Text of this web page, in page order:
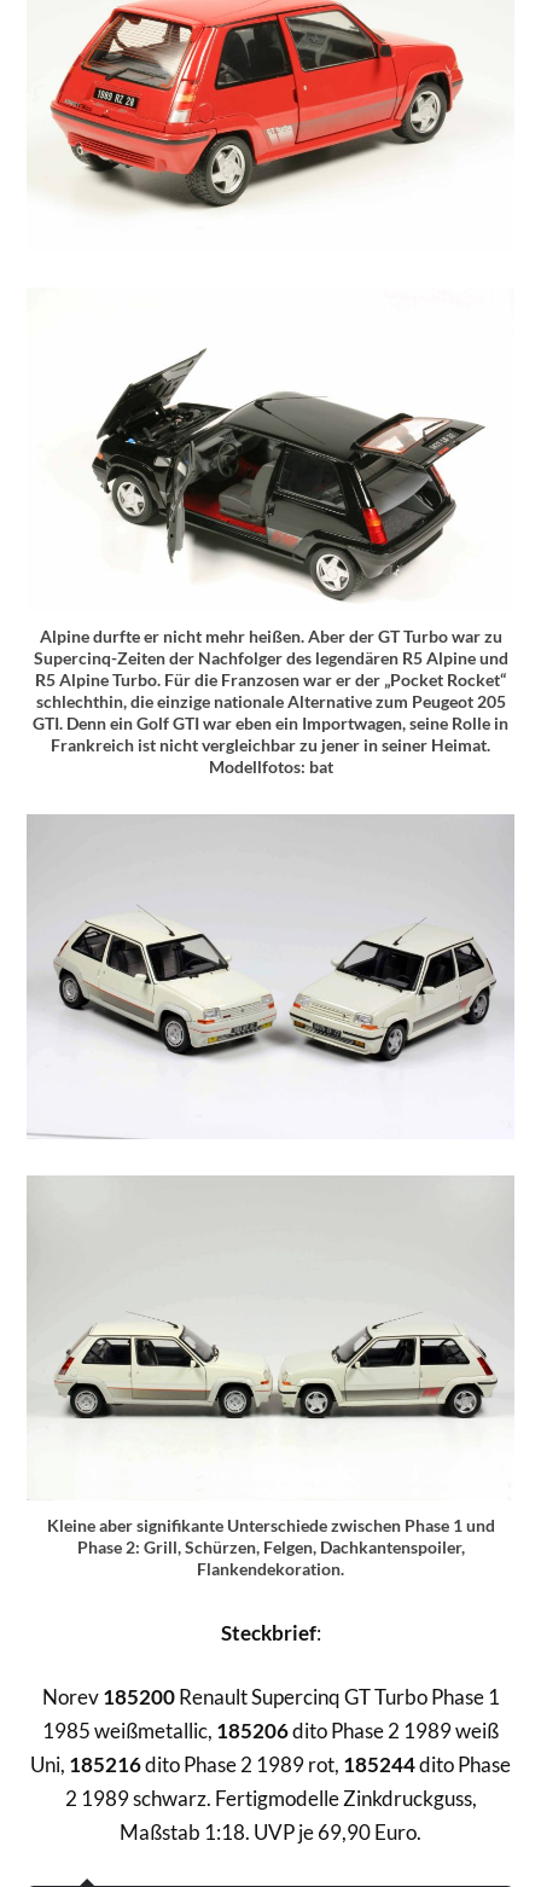
Alpine durfte er nicht mehr heißen. Aber der GT Turbo war zu
Supercinq-Zeiten der Nachfolger des legendären R5 Alpine und
R5 Alpine Turbo. Für die Franzosen war er der „Pocket Rocket“
schlechthin, die einzige nationale Alternative zum Peugeot 205
GTI. Denn ein Golf GTI war eben ein Importwagen, seine Rolle in
Frankreich ist nicht vergleichbar zu jener in seiner Heimat.
Modellfotos: bat
Kleine aber signifikante Unterschiede zwischen Phase 1 und
Phase 2: Grill, Schürzen, Felgen, Dachkantenspoiler,
Flankendekoration.
Steckbrief:
Norev185200Renault Supercinq GT Turbo Phase 1
1985 weißmetallic, 185206dito Phase 2 1989 weiß
Uni, 185216dito Phase 2 1989 rot, 185244dito Phase
2 1989 schwarz. Fertigmodelle Zinkdruckguss,
Maßstab 1:18. UVP je 69,90 Euro.